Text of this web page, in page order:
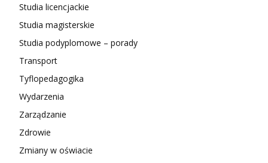
Studia licencjackie
Studia magisterskie
Studia podyplomowe – porady
Transport
Tyflopedagogika
Wydarzenia
Zarządzanie
Zdrowie
Zmiany w oświacie